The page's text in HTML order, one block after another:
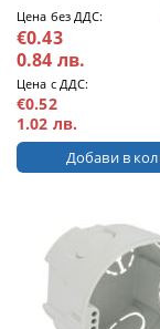
Цена без ДДС:
€0.43
0.84 лв.
Цена с ДДС:
€0.52
1.02 лв.